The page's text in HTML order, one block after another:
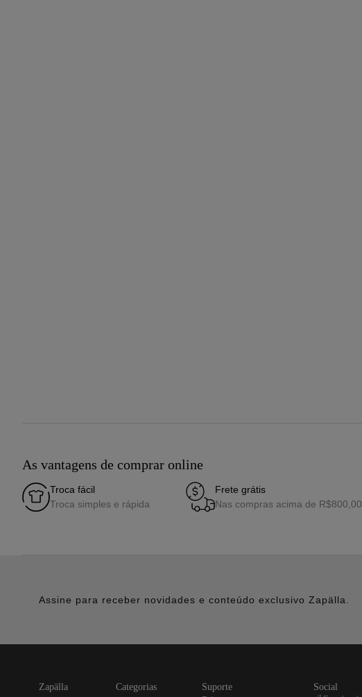
As vantagens de comprar online
Troca fácil
Troca simples e rápida
Frete grátis
Nas compras acima de R$800,00
Assine para receber novidades e conteúdo exclusivo Zapälla.
zapälla categorias suporte social